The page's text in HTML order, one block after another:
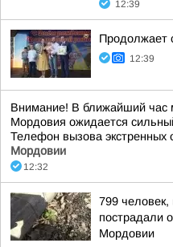
12:39
Продолжает
12:39
Внимание! В ближайший час
Мордовия ожидается
Телефон вызова экстренных
Мордовии
12:32
799
пострадали
Мордовии